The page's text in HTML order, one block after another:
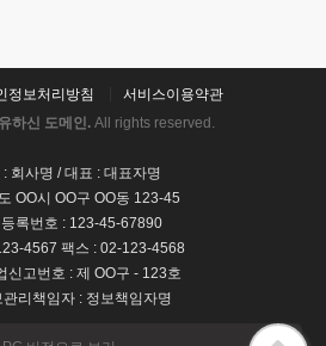
정보처리방침
서비스이용약관
하신 도메인. All rights reserved.
: 회사명 / 대표 : 대표자명
OO시 OO구 OO동 123-45
록번호 : 123-45-67890
4567 팩스 : 02-123-4568
신고번호 : 제 OO구 - 123호
리책임자 : 정보책임자명